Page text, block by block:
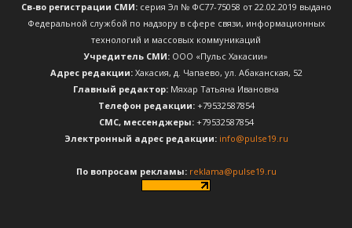
Св-во регистрации СМИ:серия Эл № ФС77-75058 от 22.02.2019 выдано
Федеральной службой по надзору в сфере связи, информационных
технологий и массовых коммуникаций
Учредитель СМИ: ООО «Пульс Хакасии»
Адрес редакции:Хакасия, д. Чапаево, ул. Абаканская, 52
Главный редактор: Мяхар Татьяна Ивановна
Телефон редакции:+79532587854
CМС, мессенджеры:+79532587854
Электронный адрес редакции: info@pulse19.ru
По вопросам рекламы: reklama@pulse19.ru